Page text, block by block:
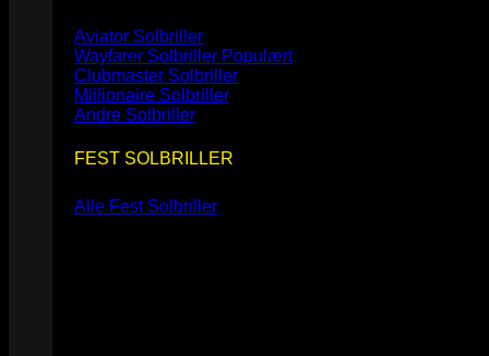
Aviator Solbriller
Wayfarer Solbriller
Clubmaster Solbriller
Millionaire Solbriller
Andre Solbriller
FEST SOLBRILLER
Alle Fest Solbriller